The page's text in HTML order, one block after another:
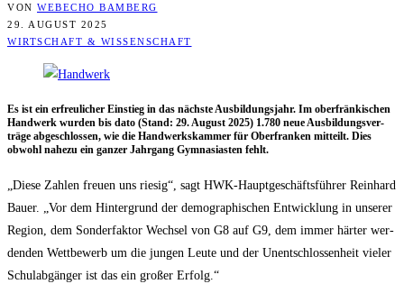
VON WEBECHO BAMBERG
29. AUGUST 2025
WIRTSCHAFT & WISSENSCHAFT
Es ist ein erfreu­li­cher Ein­stieg in das nächs­te Aus­bil­dungs­jahr. Im ober­frän­ki­schen
Hand­werk wur­den bis dato (Stand: 29. August 2025) 1.780 neue Aus­bil­dungs­ver­
trä­ge abge­schlos­sen, wie die Hand­werks­kam­mer für Ober­fran­ken mit­teilt. Dies
obwohl nahe­zu ein gan­zer Jahr­gang Gym­na­si­as­ten fehlt.
„Die­se Zah­len freu­en uns rie­sig“, sagt HWK-Haupt­ge­schäfts­füh­rer Rein­hard
Bau­er. „Vor dem Hin­ter­grund der demo­gra­phi­schen Ent­wick­lung in unse­rer
Regi­on, dem Son­der­fak­tor Wech­sel von G8 auf G9, dem immer här­ter wer­
den­den Wett­be­werb um die jun­gen Leu­te und der Unent­schlos­sen­heit vie­ler
Schul­ab­gän­ger ist das ein gro­ßer Erfolg.“